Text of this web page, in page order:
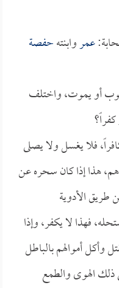
عمروابنتهحفصة
أو يموت، واختلف
فلا يغسل ولا يصلى
هذا إذا كان سحره عن
طريق الأدوية
فهذا لا يكفر، وإذا
وأكل أموالهم بالباطل
ذلك الهوى والطمع